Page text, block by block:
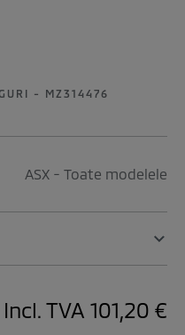
- MZ314476
ASX - Toate modelele
Incl. TVA 101,20 €